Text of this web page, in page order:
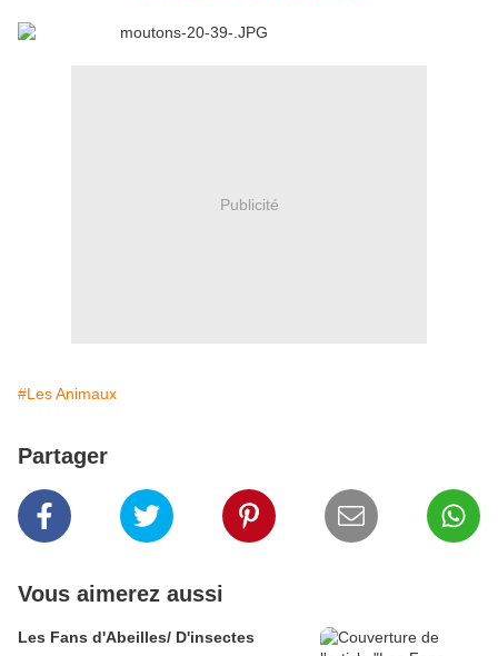
Publicité
#Les Animaux
Partager
Vous aimerez aussi
Les Fans d'Abeilles/ D'insectes